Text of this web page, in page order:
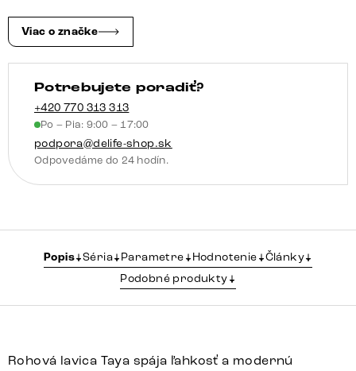
tenká
podstava
plochá
titánová
farba
vrecková
pružina
pravá
Viac o značke
Potrebujete poradiť?
+420 770 313 313
Po – Pia: 9:00 – 17:00
podpora@delife-shop.sk
Odpovedáme do 24 hodín.
Popis Séria Parametre Hodnotenie
Články
Podobné produkty
Rohová lavica Taya spája ľahkosť a modernú